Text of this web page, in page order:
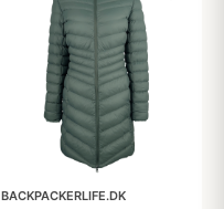
BACKPACKERLIFE.DK